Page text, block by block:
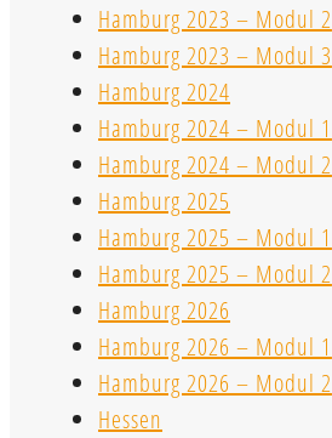
Hamburg 2023 – Modul 2
Hamburg 2023 – Modul 3
Hamburg 2024
Hamburg 2024 – Modul 1
Hamburg 2024 – Modul 2
Hamburg 2025
Hamburg 2025 – Modul 1
Hamburg 2025 – Modul 2
Hamburg 2026
Hamburg 2026 – Modul 1
Hamburg 2026 – Modul 2
Hessen